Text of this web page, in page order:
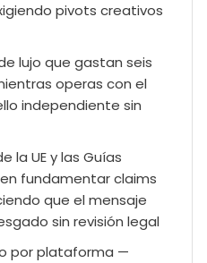
pivots creativos
lujo que gastan seis
operas con el
independiente sin
la UE y las Guías
fundamentar claims
que el mensaje
sin revisión legal
por plataforma —